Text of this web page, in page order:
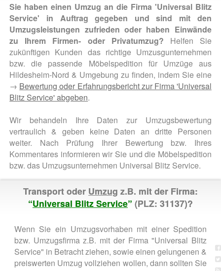
Sie haben einen Umzug an die Firma 'Universal Blitz
Service' in Auftrag gegeben und sind mit den
Umzugsleistungen zufrieden oder haben Einwände
zu Ihrem Firmen- oder Privatumzug? Helfen Sie
zukünftigen Kunden das richtige Umzusgunternehmen
bzw. die passende Möbelspedition für Umzüge aus
Hildesheim-Nord & Umgebung zu finden, indem Sie eine
→ Bewertung oder Erfahrungsbericht zur Firma 'Universal
Blitz Service' abgeben.
Wir behandeln Ihre Daten zur Umzugsbewertung
vertraulich & geben keine Daten an dritte Personen
weiter. Nach Prüfung Ihrer Bewertung bzw. Ihres
Kommentares informieren wir Sie und die Möbelspedition
bzw. das Umzugsunternehmen Universal Blitz Service.
Transport oder Umzug z.B. mit der Firma:
“Universal Blitz Service” (PLZ: 31137)?
Wenn Sie ein Umzugsvorhaben mit einer Spedition
bzw. Umzugsfirma z.B. mit der Firma "Universal Blitz
Service" in Betracht ziehen, sowie einen gelungenen &
preiswerten Umzug vollziehen wollen, dann sollten Sie